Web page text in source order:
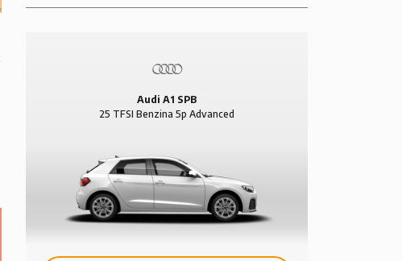
Audi A1 SPB
25 TFSI Benzina 5p Advanced